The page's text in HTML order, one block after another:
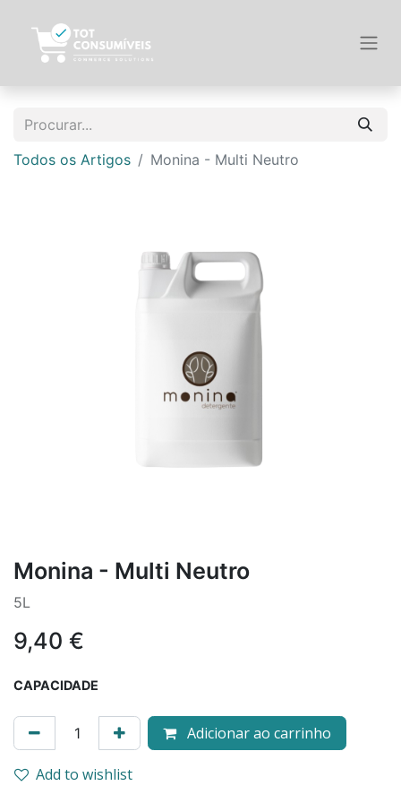
Todos os Artigos Monina - Multi Neutro
Monina - Multi Neutro
5L
9,40 €
CAPACIDADE
Adicionar ao carrinho
Add to wishlist